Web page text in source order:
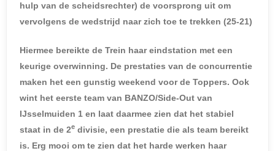
hulp van de scheidsrechter) de voorsprong uit om
vervolgens de wedstrijd naar zich toe te trekken (25-21)
Hiermee bereikte de Trein haar eindstation met een
keurige overwinning. De prestaties van de concurrentie
maken het een gunstig weekend voor de Toppers. Ook
wint het eerste team van BANZO/Side-Out van
IJsselmuiden 1 en laat daarmee zien dat het stabiel
staat in de 2e divisie, een prestatie die als team bereikt
is. Erg mooi om te zien dat het harde werken haar